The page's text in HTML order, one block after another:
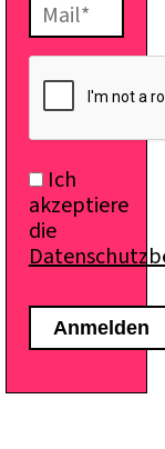
Ich
akzeptiere
die